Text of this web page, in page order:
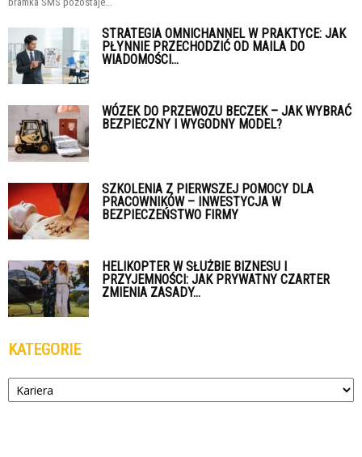
STRATEGIA OMNICHANNEL W PRAKTYCE: JAK
PŁYNNIE PRZECHODZIĆ OD MAILA DO
WIADOMOŚCI...
WÓZEK DO PRZEWOZU BECZEK – JAK WYBRAĆ
BEZPIECZNY I WYGODNY MODEL?
SZKOLENIA Z PIERWSZEJ POMOCY DLA
PRACOWNIKÓW – INWESTYCJA W
BEZPIECZEŃSTWO FIRMY
HELIKOPTER W SŁUŻBIE BIZNESU I
PRZYJEMNOŚCI: JAK PRYWATNY CZARTER
ZMIENIA ZASADY...
KATEGORIE
Kategorie